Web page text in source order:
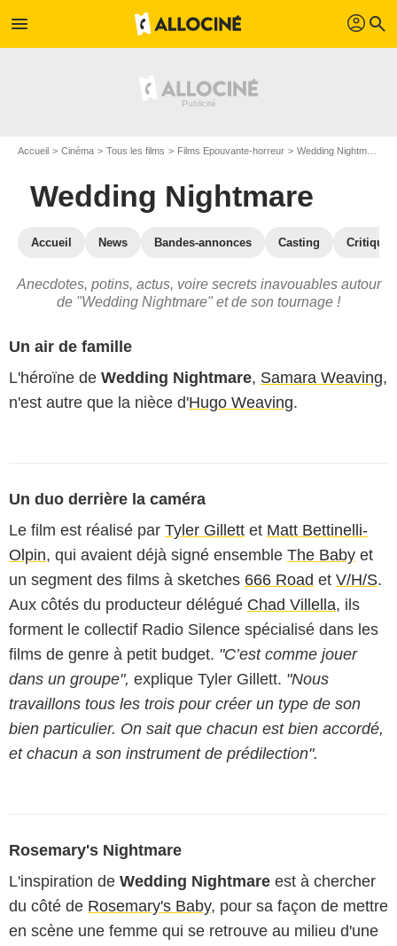
menu profil search
Accueil Cinéma Tous les films Films Epouvante-horreur Wedding Nightmare
Wedding Nightmare
Accueil News Bandes-annonces Casting
Anecdotes, potins, actus, voire secrets inavouables autour
de "Wedding Nightmare" et de son tournage !
Un air de famille
L'héroïne de Wedding Nightmare, Samara Weaving,
n'est autre que la nièce d'Hugo Weaving.
Un duo derrière la caméra
Le film est réalisé par Tyler Gillett et Matt Bettinelli-
Olpin, qui avaient déjà signé ensemble The Baby et
un segment des films à sketches 666 Road et V/H/S.
Aux côtés du producteur délégué Chad Villella, ils
forment le collectif Radio Silence spécialisé dans les
films de genre à petit budget. "C’est comme jouer
dans un groupe", explique Tyler Gillett. "Nous
travaillons tous les trois pour créer un type de son
bien particulier. On sait que chacun est bien accordé,
et chacun a son instrument de prédilection".
Rosemary's Nightmare
L'inspiration de Wedding Nightmare est à chercher
du côté de Rosemary's Baby, pour sa façon de mettre
en scène une femme qui se retrouve au milieu d'une